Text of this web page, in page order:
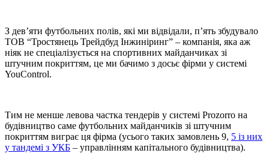
З дев’яти футбольних полів, які ми відвідали, п’ять збудувало
ТОВ “Тростянець Трейдбуд Інжиніринг” – компанія, яка аж
ніяк не спеціалізується на спортивних майданчиках зі
штучним покриттям, це ми бачимо з досьє фірми у системі
YouControl.
Тим не менше левова частка тендерів у системі Prozorro на
будівництво саме футбольних майданчиків зі штучним
покриттям виграє ця фірма (усього таких замовлень 9, 5 із них
у тандемі з УКБ – управлінням капітального будівництва).